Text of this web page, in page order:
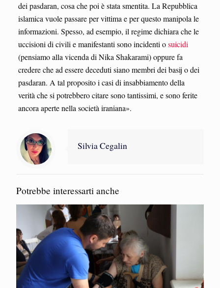
dei pasdaran, cosa che poi è stata smentita. La Repubblica
islamica vuole passare per vittima e per questo manipola le
informazioni. Spesso, ad esempio, il regime dichiara che le
uccisioni di civili e manifestanti sono incidenti osuicidi
(pensiamo alla vicenda di Nika Shakarami) oppure fa
credere che ad essere deceduti siano membri dei basij o dei
pasdaran. A tal proposito i casi di insabbiamento della
verità che si potrebbero citare sono tantissimi, e sono ferite
ancora aperte nella società iraniana».
Silvia Cegalin
Potrebbe interessarti anche